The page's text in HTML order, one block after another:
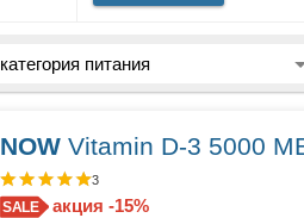
NOWVitamin D-3 5000
3
акция -15%